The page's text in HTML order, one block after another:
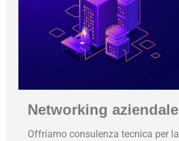
Networking aziendale
Offriamo consulenza tecnica per la